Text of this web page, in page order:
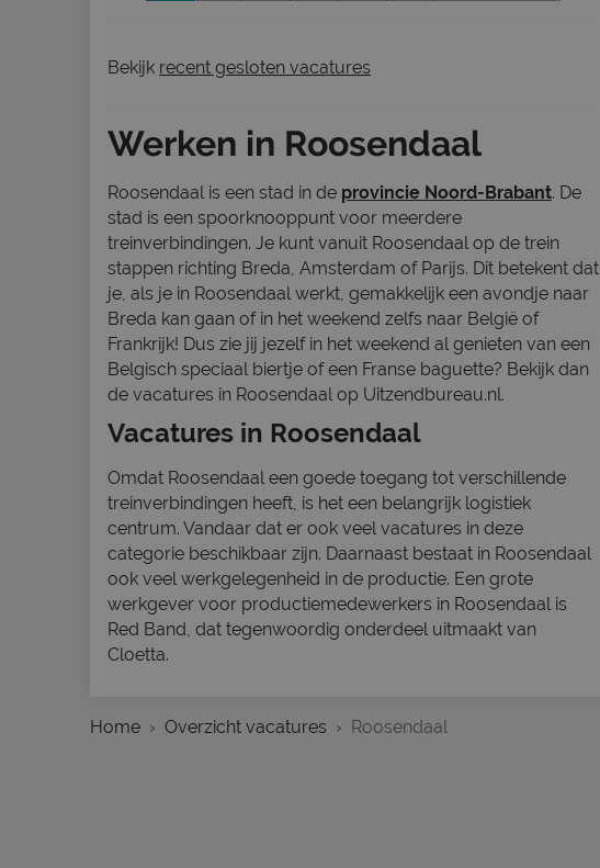
Bekijk recent gesloten vacatures
Werken in Roosendaal
Roosendaal is een stad in de provincie Noord-Brabant. De
stad is een spoorknooppunt voor meerdere
treinverbindingen. Je kunt vanuit Roosendaal op de trein
stappen richting Breda, Amsterdam of Parijs. Dit betekent dat
je, als je in Roosendaal werkt, gemakkelijk een avondje naar
Breda kan gaan of in het weekend zelfs naar België of
Frankrijk! Dus zie jij jezelf in het weekend al genieten van een
Belgisch speciaal biertje of een Franse baguette? Bekijk dan
de vacatures in Roosendaal op Uitzendbureau.nl.
Vacatures in Roosendaal
Omdat Roosendaal een goede toegang tot verschillende
treinverbindingen heeft, is het een belangrijk logistiek
centrum. Vandaar dat er ook veel vacatures in deze
categorie beschikbaar zijn. Daarnaast bestaat in Roosendaal
ook veel werkgelegenheid in de productie. Een grote
werkgever voor productiemedewerkers in Roosendaal is
Red Band, dat tegenwoordig onderdeel uitmaakt van
Cloetta.
Home Overzicht vacatures Roosendaal